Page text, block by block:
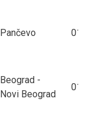
Pančevo
Beograd -
Novi Beograd